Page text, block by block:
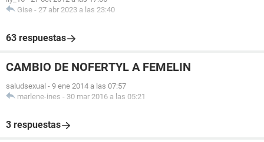
Gise - 27 abr 2023 a las 23:40
63 respuestas
CAMBIO DE NOFERTYL A FEMELIN
saludsexual - 9 ene 2014 a las 07:57
marlene-ines - 30 mar 2016 a las 05:21
3 respuestas